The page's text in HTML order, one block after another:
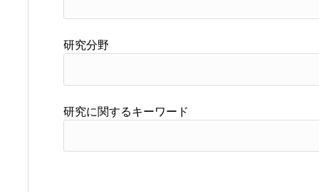
研究分野
研究に関するキーワード